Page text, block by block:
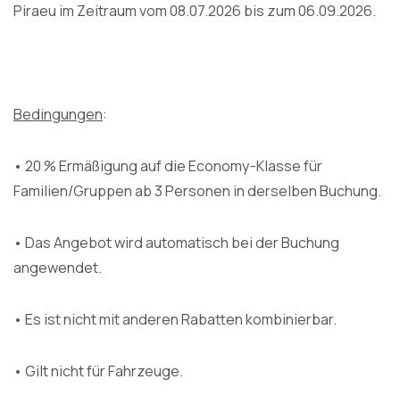
Piraeu im Zeitraum vom 08.07.2026 bis zum 06.09.2026.
Bedingungen:
• 20 % Ermäßigung auf die Economy-Klasse für
Familien/Gruppen ab 3 Personen in derselben Buchung.
• Das Angebot wird automatisch bei der Buchung
angewendet.
• Es ist nicht mit anderen Rabatten kombinierbar.
• Gilt nicht für Fahrzeuge.